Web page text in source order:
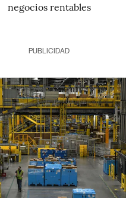
negocios rentables
PUBLICIDAD